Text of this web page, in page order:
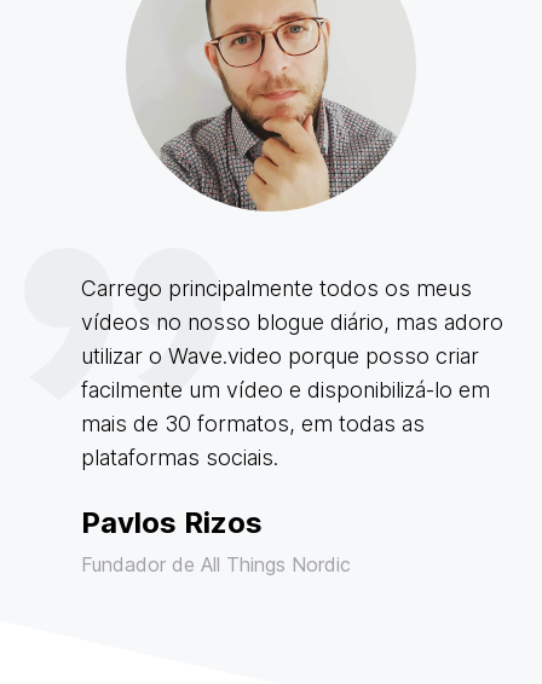
Carrego principalmente todos os meus
vídeos no nosso blogue diário, mas adoro
utilizar o Wave.video porque posso criar
facilmente um vídeo e disponibilizá-lo em
mais de 30 formatos, em todas as
plataformas sociais.
Pavlos Rizos
Fundador de All Things Nordic